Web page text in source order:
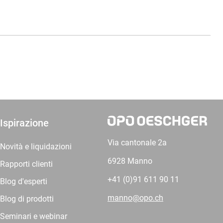
Ispirazione
Novità e liquidazioni
Rapporti clienti
Blog d'esperti
Blog di prodotti
Seminari e webinar
Via cantonale 2a
6928 Manno
+41 (0)91 611 90 11
manno@opo.ch